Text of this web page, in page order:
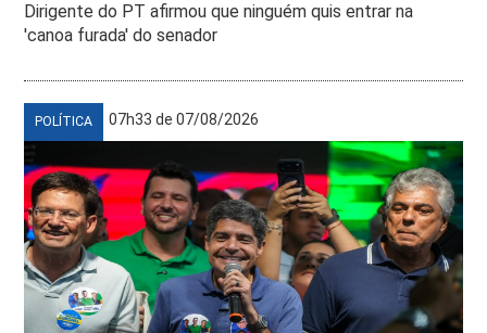
Dirigente do PT afirmou que ninguém quis entrar na
'canoa furada' do senador
POLÍTICA 07h33 de 07/08/2026